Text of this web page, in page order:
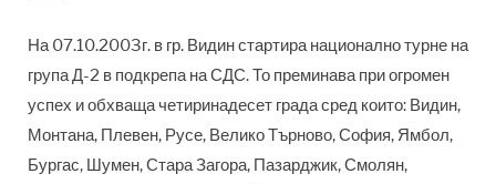
На 07.10.2003г. в гр. Видин стартира национално турне на
група Д-2 в подкрепа на СДС. То преминава при огромен
успех и обхваща четиринадесет града сред които: Видин,
Монтана, Плевен, Русе, Велико Търново, София, Ямбол,
Бургас, Шумен, Стара Загора, Пазарджик, Смолян,